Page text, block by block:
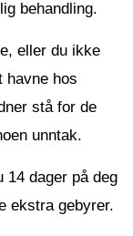
behandling.
eller du ikke
havne hos
stå for de
unntak.
14 dager på deg
ekstra gebyrer.